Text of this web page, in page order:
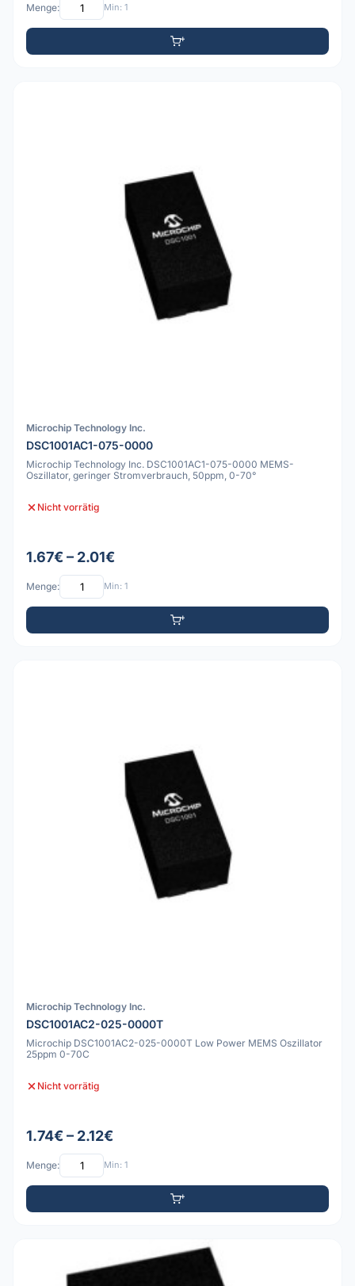
Menge: Min: 1
Microchip Technology Inc.
DSC1001AC1-075-0000
Microchip Technology Inc. DSC1001AC1-075-0000 MEMS-
Oszillator, geringer Stromverbrauch, 50ppm, 0-70°
Nicht vorrätig
1.67€ – 2.01€
Menge: Min: 1
Microchip Technology Inc.
DSC1001AC2-025-0000T
Microchip DSC1001AC2-025-0000T Low Power MEMS Oszillator
25ppm 0-70C
Nicht vorrätig
1.74€ – 2.12€
Menge: Min: 1